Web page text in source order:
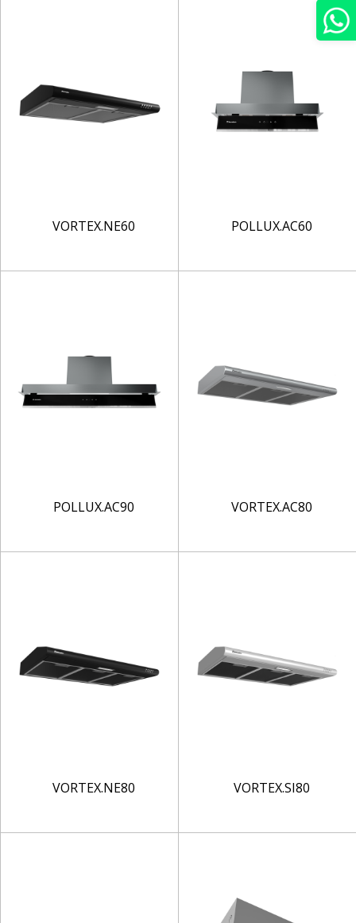
VORTEX.NE60 POLLUX.AC60
POLLUX.AC90 VORTEX.AC80
VORTEX.NE80 VORTEX.SI80